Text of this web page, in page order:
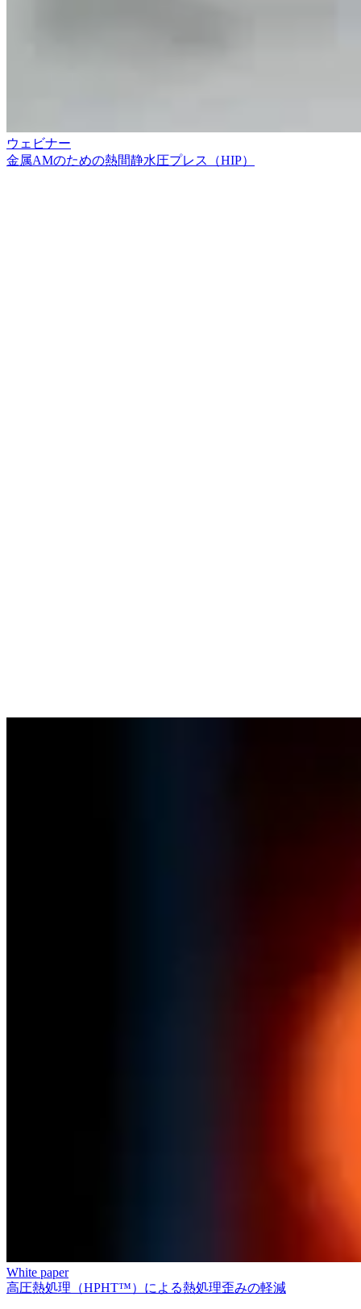
ウェビナー
金属AMのための熱間静水圧プレス（HIP）
White paper
高圧熱処理（HPHT™）による熱処理歪みの軽減